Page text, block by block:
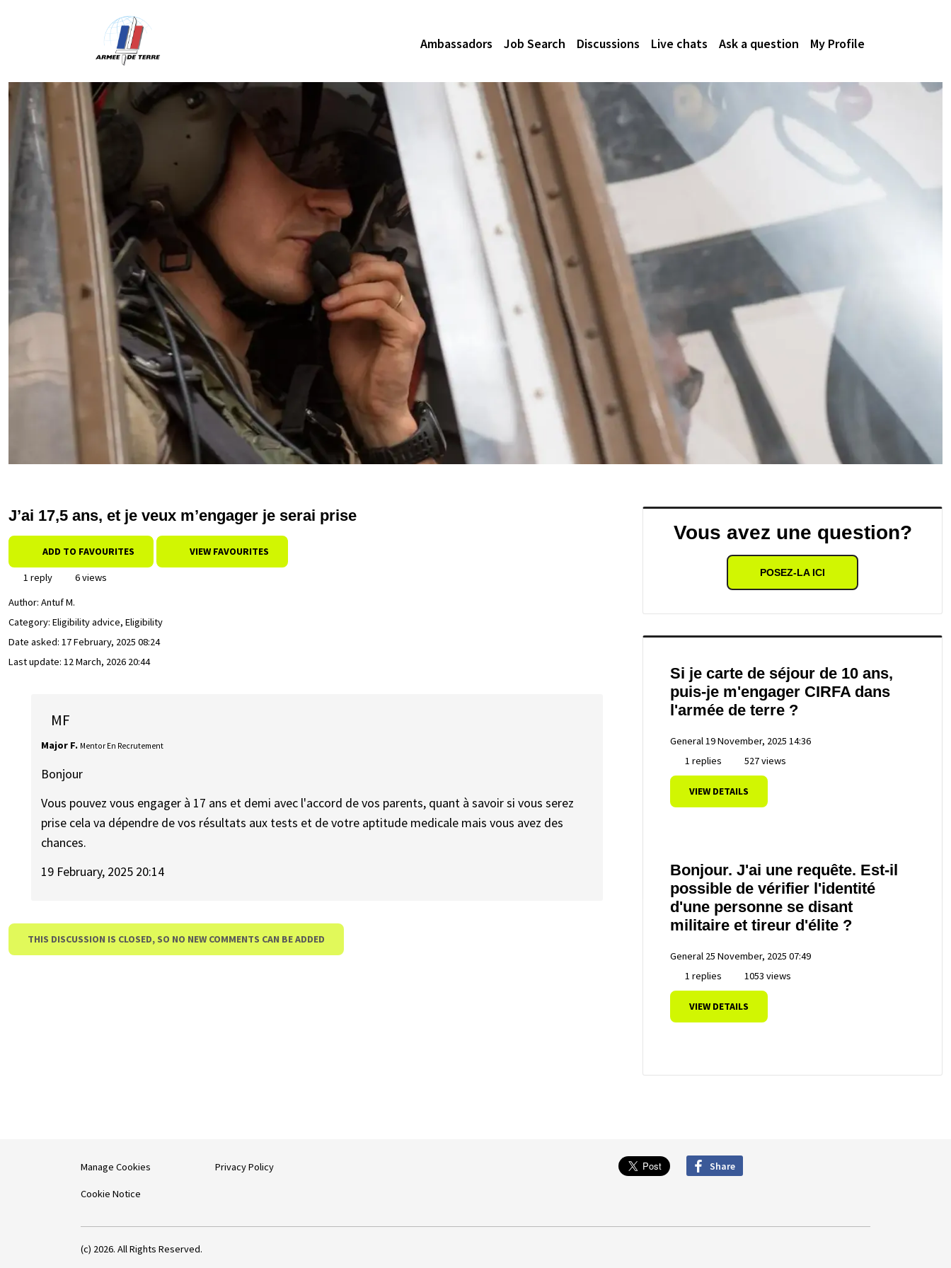
Ambassadors Job Search Discussions Live chats Ask a question My Profile
J’ai 17,5 ans, et je veux m’engager je serai prise
ADD TO FAVOURITES VIEW FAVOURITES
1 reply
6 views
Author: Antuf M.
Category: Eligibility advice, Eligibility
Date asked: 17 February, 2025 08:24
Last update: 12 March, 2026 20:44
MF
Major F. Mentor En Recrutement
Bonjour
Vous pouvez vous engager à 17 ans et demi avec l'accord de vos parents, quant à savoir si vous serez
prise cela va dépendre de vos résultats aux tests et de votre aptitude medicale mais vous avez des
chances.
19 February, 2025 20:14
THIS DISCUSSION IS CLOSED, SO NO NEW COMMENTS CAN BE ADDED
Vous avez une question?
POSEZ-LA ICI
Si je carte de séjour de 10 ans,
puis-je m'engager CIRFA dans
l'armée de terre ?
General19 November, 2025 14:36
1 replies
527 views
VIEW DETAILS
Bonjour. J'ai une requête. Est-il
possible de vérifier l'identité
d'une personne se disant
militaire et tireur d'élite ?
General 25 November, 2025 07:49
1 replies
1053 views
VIEW DETAILS
Manage Cookies
Cookie Notice
Privacy Policy Share
(c) 2026. All Rights Reserved.